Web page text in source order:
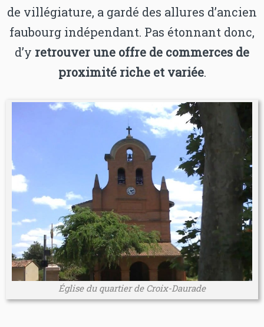
de villégiature, a gardé des allures d’ancien
faubourg indépendant. Pas étonnant donc,
d’y retrouver une offre de commerces de
proximité riche et variée.
Église du quartier de Croix-Daurade